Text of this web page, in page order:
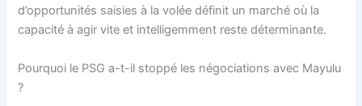
d’opportunités saisies à la volée définit un marché où la
capacité à agir vite et intelligemment reste déterminante.
Pourquoi le PSG a-t-il stoppé les négociations avec Mayulu
?